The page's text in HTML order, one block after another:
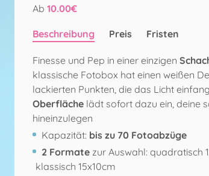
Ab 10.00€
Beschreibung Preis Fristen
Finesse und Pep in einer einzigen
klassische Fotobox hat einen weißen
lackierten Punkten, die das Licht
Oberfläche lädt sofort dazu ein, deine
hineinzulegen
Kapazität: bis zu 70 Fotoabzüge
2 Formate zur Auswahl: quadratisch
klassisch 15x10cm